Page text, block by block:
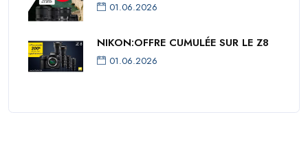
01.06.2026
NIKON:OFFRE CUMULÉE SUR LE Z8
01.06.2026